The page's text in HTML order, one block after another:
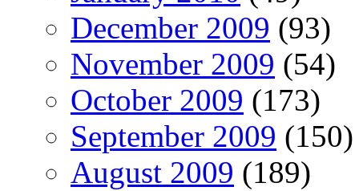
December 2009 (93)
November 2009 (54)
October 2009 (173)
September 2009 (150)
August 2009 (189)